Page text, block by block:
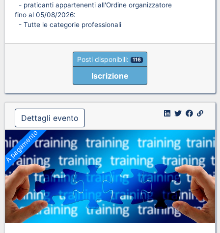
- praticanti appartenenti all'Ordine organizzatore
fino al 05/08/2026:
- Tutte le categorie professionali
Posti disponibili: 116
Iscrizione
Dettagli evento
A pagamento